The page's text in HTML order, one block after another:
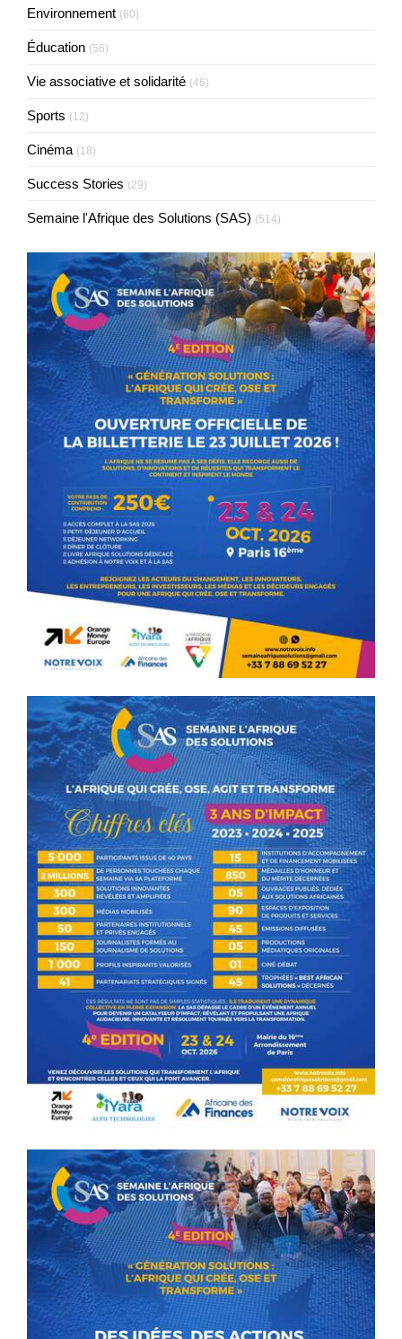
Environnement (60)
Éducation (56)
Vie associative et solidarité (46)
Sports (12)
Cinéma (18)
Success Stories (29)
Semaine l'Afrique des Solutions (SAS) (514)